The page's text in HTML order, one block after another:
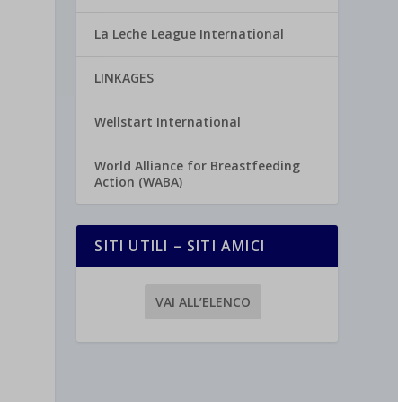
La Leche League International
LINKAGES
Wellstart International
World Alliance for Breastfeeding
Action (WABA)
SITI UTILI – SITI AMICI
VAI ALL’ELENCO